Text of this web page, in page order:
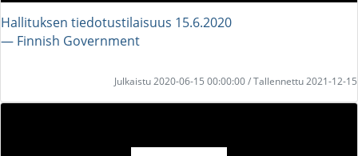
Hallituksen tiedotustilaisuus 15.6.2020
― Finnish Government
Julkaistu 2020-06-15 00:00:00 / Tallennettu 2021-12-15